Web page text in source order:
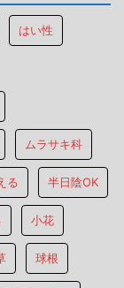
はい性
ムラサキ科
る 半日陰OK
小花
球根